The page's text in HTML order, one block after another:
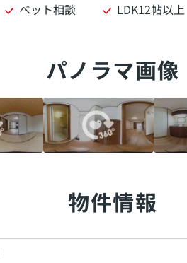
ペット相談 LDK12帖以上
パノラマ画像
物件情報